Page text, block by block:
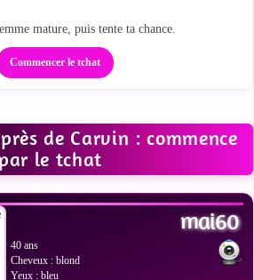
mature, puis tente ta chance.
Commencer le tchat
de Carvin : commence
le tchat
mai60
40 ans
Cheveux : blond
Yeux : bleu